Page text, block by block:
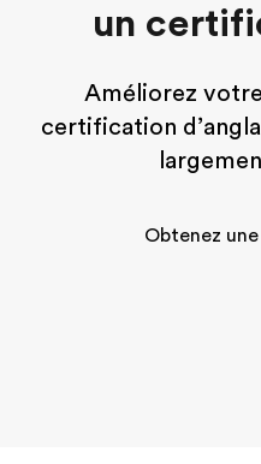
un
Améliorez
certification
Obtenez